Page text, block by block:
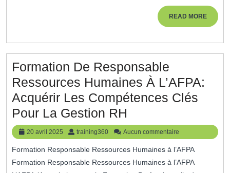
Développez
Clés
READ MOREREAD
MORE
Formation De Responsable
Ressources Humaines À L’AFPA:
Acquérir Les Compétences Clés
Pour La Gestion RH
De
Responsable
Ressources
20 avril 2025
20
avril
2025
training360 training360
Aucun commentaire
Formation Responsable Ressources Humaines à l’AFPA
Formation Responsable Ressources Humaines à l’AFPA